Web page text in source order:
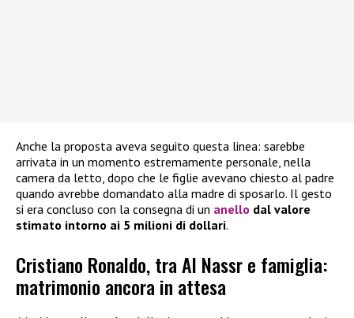
Anche la proposta aveva seguito questa linea: sarebbe
arrivata in un momento estremamente personale, nella
camera da letto, dopo che le figlie avevano chiesto al padre
quando avrebbe domandato alla madre di sposarlo. Il gesto
si era concluso con la consegna di un anello dal valore
stimato intorno ai 5 milioni di dollari.
Cristiano Ronaldo, tra Al Nassr e famiglia:
matrimonio ancora in attesa